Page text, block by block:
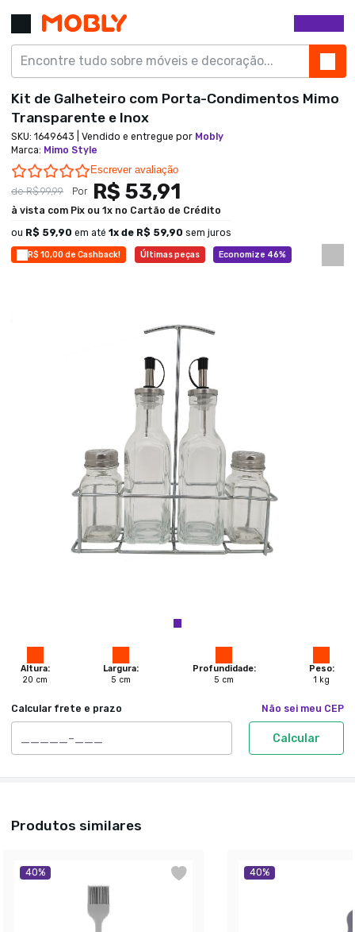
R$ 10,00 de Cashback! Últimas peças Economize 46%
Altura:
20 cm
Largura:
5 cm
Profundidade:
5 cm
Peso:
1 kg
Calcular frete e prazo Não sei meu CEP
Calcular
Kit de Galheteiro com Porta-Condimentos Mimo
Transparente e Inox
SKU: 1649643 | Vendido e entregue por Mobly
Marca: Mimo Style
0.0 star rating
Escrever avaliação
deR$ 99,99 Por R$ 53,91
à vista com Pix ou 1x no Cartão de Crédito
ou R$ 59,90 em até 1 x de R$ 59,90 sem juros
Produtos similares
40% 40%